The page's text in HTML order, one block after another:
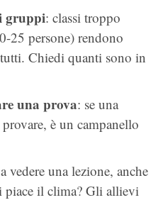
gruppi: classi troppo
25 persone) rendono
Chiedi quanti sono in
una prova: se una
è un campanello
vedere una lezione, anche
il clima? Gli allievi